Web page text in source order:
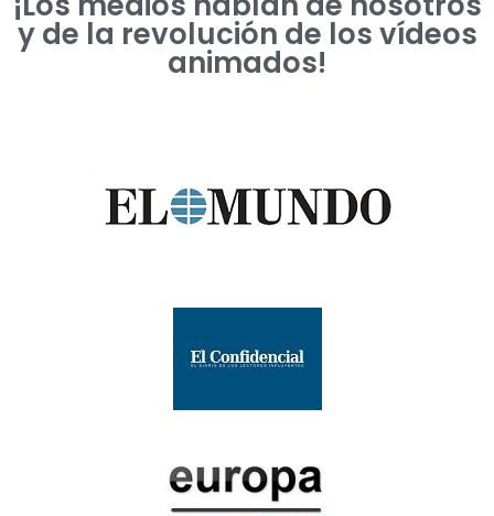
y de la revolución de los vídeos
animados!